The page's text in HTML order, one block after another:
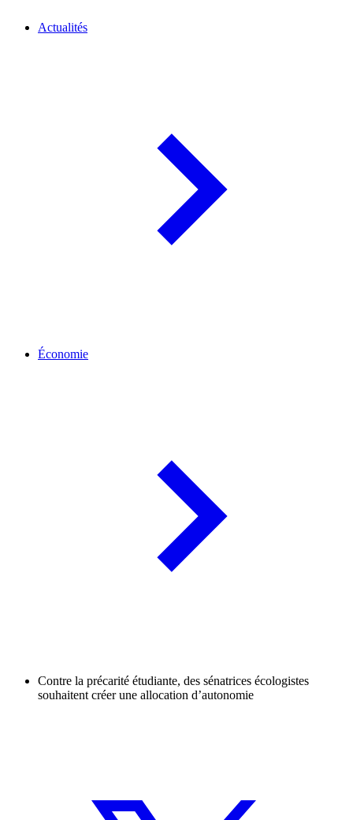
Actualités
Économie
Contre la précarité étudiante, des sénatrices écologistes
souhaitent créer une allocation d’autonomie